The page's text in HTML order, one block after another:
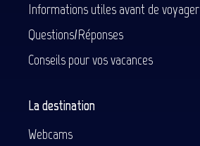
Informations utiles avant de voyager
Questions/Réponses
Conseils pour vos vacances
La destination
Webcams